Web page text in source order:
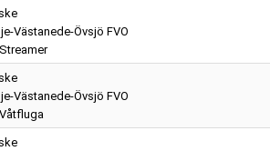
Västanede-Övsjö FVO
Västanede-Övsjö FVO